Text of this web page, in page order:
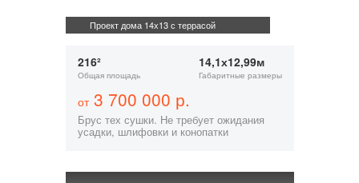
Проект дома 14х13 с террасой
216²
Общая площадь
14,1х12,99м
Габаритные размеры
от3 700 000 р.
Брус тех сушки. Не требует ожидания
усадки, шлифовки и конопатки